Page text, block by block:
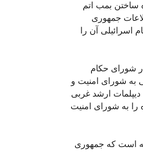
ساختن بمب اتم
جمهوری
آن را
شورای حکام
به شورای امنیت و
ارشد غربی
را به شورای امنیت
نخستین بار در حدود ۲۰ سال گذشته است که جمهوری